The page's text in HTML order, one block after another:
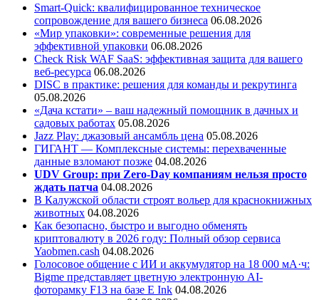
Smart-Quick: квалифицированное техническое
сопровождение для вашего бизнеса 06.08.2026
«Мир упаковки»: современные решения для
эффективной упаковки 06.08.2026
Check Risk WAF SaaS: эффективная защита для вашего
веб-ресурса 06.08.2026
DISC в практике: решения для команды и рекрутинга
05.08.2026
«Дача кстати» – ваш надежный помощник в дачных и
садовых работах 05.08.2026
Jazz Play: джазовый ансамбль цена 05.08.2026
ГИГАНТ — Комплексные системы: перехваченные
данные взломают позже 04.08.2026
UDV Group: при Zero-Day компаниям нельзя просто
ждать патча 04.08.2026
В Калужской области строят вольер для краснокнижных
животных 04.08.2026
Как безопасно, быстро и выгодно обменять
криптовалюту в 2026 году: Полный обзор сервиса
Yaobmen.cash 04.08.2026
Голосовое общение с ИИ и аккумулятор на 18 000 мА·ч:
Bigme представляет цветную электронную AI-
фоторамку F13 на базе E Ink 04.08.2026